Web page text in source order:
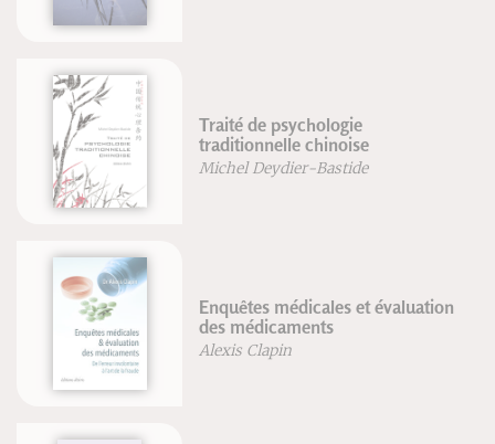
Traité de psychologie
traditionnelle chinoise
Michel Deydier-Bastide
Enquêtes médicales et évaluation
des médicaments
Alexis Clapin